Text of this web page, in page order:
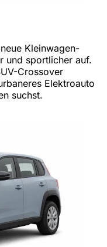
Kleinwagen-
und sportlicher auf.
Crossover
Elektroauto
suchst.